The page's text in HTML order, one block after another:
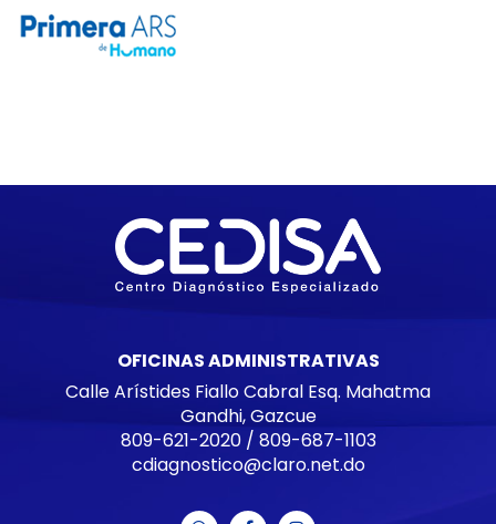
OFICINAS ADMINISTRATIVAS
Calle Arístides Fiallo Cabral Esq. Mahatma
Gandhi, Gazcue
809-621-2020/ 809-687-1103
cdiagnostico@claro.net.do